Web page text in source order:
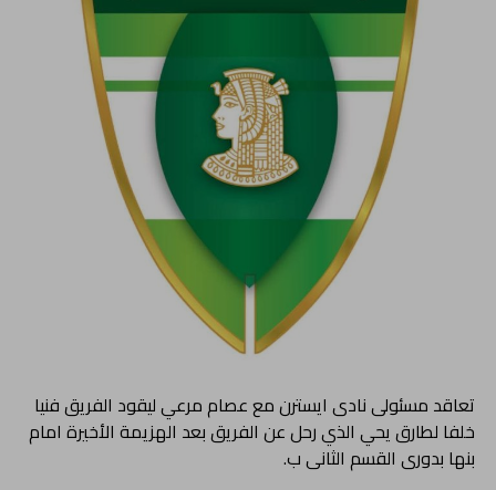
تعاقد مسئولى نادى ايسترن مع عصام مرعي ليقود الفريق فنيا
خلفا لطارق يحي الذي رحل عن الفريق بعد الهزيمة الأخيرة امام
بنها بدورى القسم الثانى ب.